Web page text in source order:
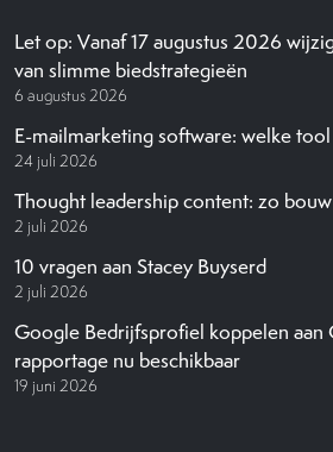
Let op: Vanaf 17 augustus 2026
van slimme biedstrategieën
6 augustus 2026
E-mailmarketing software: welke
24 juli 2026
Thought leadership content: zo
2 juli 2026
10 vragen aan Stacey Buyserd
2 juli 2026
Google Bedrijfsprofiel koppelen aan
rapportage nu beschikbaar
19 juni 2026